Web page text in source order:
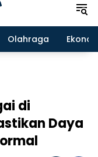
Olahraga
di
Daya